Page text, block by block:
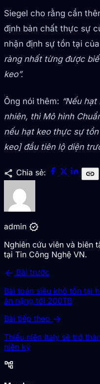
Siegel cho rằng cần
định bản chất thực sự
nhận định sự tồn tại
ràng nhất từng được
keo”.
Ông nói thêm: “Nếu
nhiên, thì Mô hình
nếu hạt keo thực sự
keo] đầu tiên lộ diện
share Chia sẻ: link
admin verified
Nghiên cứu viên và biên
tại Tin Công Nghệ VN.
arrow_back Bài trước
Bài toán siêu khó tồn tại
án nặng tới 200TB
Bài tiếp theo arrow_forward
Thiếu niên Italy sẽ trở
niên kỷ
account_tree